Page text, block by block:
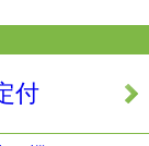
付